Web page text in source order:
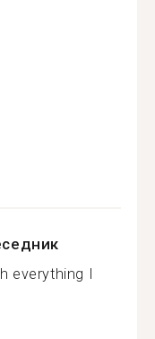
everything I